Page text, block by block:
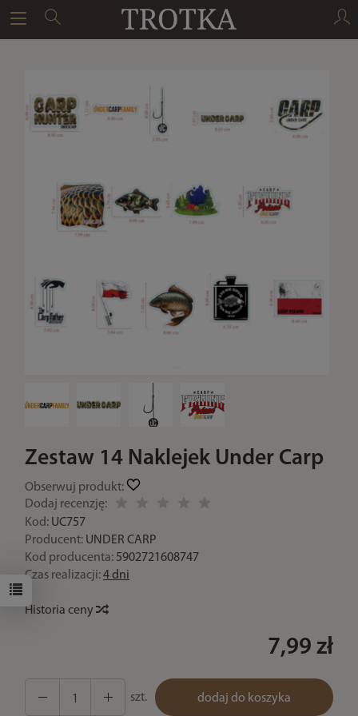
Zestaw 14 Naklejek Under Carp
Obserwuj produkt:
Dodaj recenzję:
Kod: UC757
Producent: UNDER CARP
Kod producenta: 5902721608747
Czas realizacji:4 dni
Historia ceny
7,99 zł
szt. dodaj do koszyka